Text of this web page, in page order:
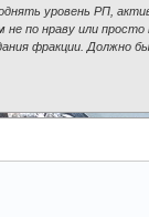
уровень РП,
не по нраву или
фракции. Должно